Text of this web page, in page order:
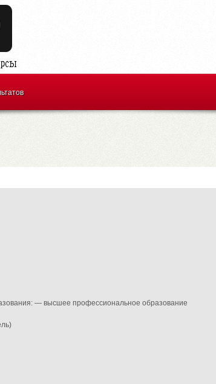
— высшее профессиональное образование